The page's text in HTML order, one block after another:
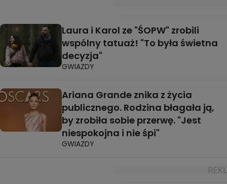
Laura i Karol ze "ŚOPW" zrobili
wspólny tatuaż! "To była świetna
decyzja"
GWIAZDY
Ariana Grande znika z życia
publicznego. Rodzina błagała ją,
by zrobiła sobie przerwę. "Jest
niespokojna i nie śpi"
GWIAZDY